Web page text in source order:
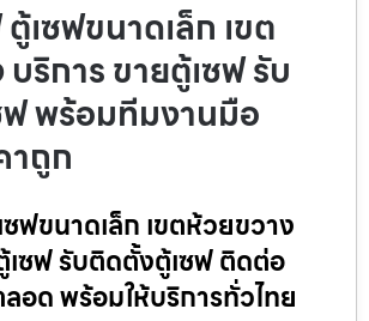
เซฟขนาดเล็ก เขต
ริการ ขายตู้เซฟ รับ
พร้อมทีมงานมือ
าถูก
ฟขนาดเล็ก เขตห้วยขวาง
เซฟ รับติดตั้งตู้เซฟ ติดต่อ
อด พร้อมให้บริการทั่วไทย